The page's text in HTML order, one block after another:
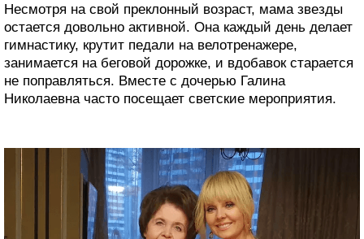
Несмотря на свой преклонный возраст, мама звезды
остается довольно активной. Она каждый день делает
гимнастику, крутит педали на велотренажере,
занимается на беговой дорожке, и вдобавок старается
не поправляться. Вместе с дочерью Галина
Николаевна часто посещает светские мероприятия.